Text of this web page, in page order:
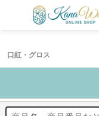
口紅・グロス